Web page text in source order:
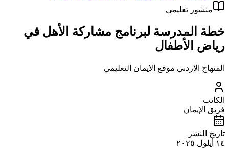
منشور تعليمي
خطة المدرسة لبرنامج مشاركة الأهل في
رياض الأطفال
المنهاج الاردني موقع الايمان التعليمي
الكاتب
فريق الإيمان
تاريخ النشر
١٤ أيلول ٢٠٢٥